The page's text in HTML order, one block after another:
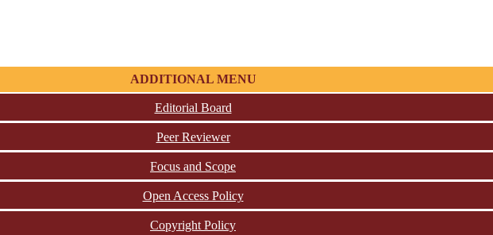
ADDITIONAL MENU
Editorial Board
Peer Reviewer
Focus and Scope
Open Access Policy
Copyright Policy